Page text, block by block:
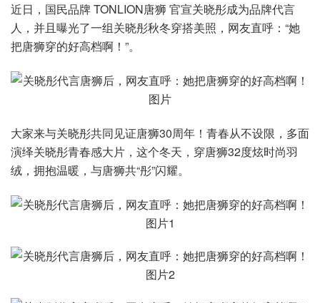
近日，国民品牌 TONLION唐狮 官宣关晓彤成为品牌代言
人，并且曝光了一组关晓彤秋冬穿搭美照，网友直呼：“她
把唐狮穿的好高档啊！”。
大家来与关晓彤共同见证唐狮30周年！青春从不设限，多面
演绎关晓彤青春感大片，这个冬天，穿唐狮32度炫时尚羽
绒，拥抱温暖，与唐狮共“彤”闪耀。